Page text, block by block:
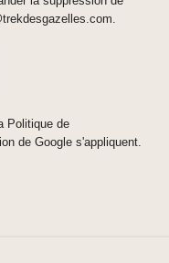
Politique de
de Google s'appliquent.